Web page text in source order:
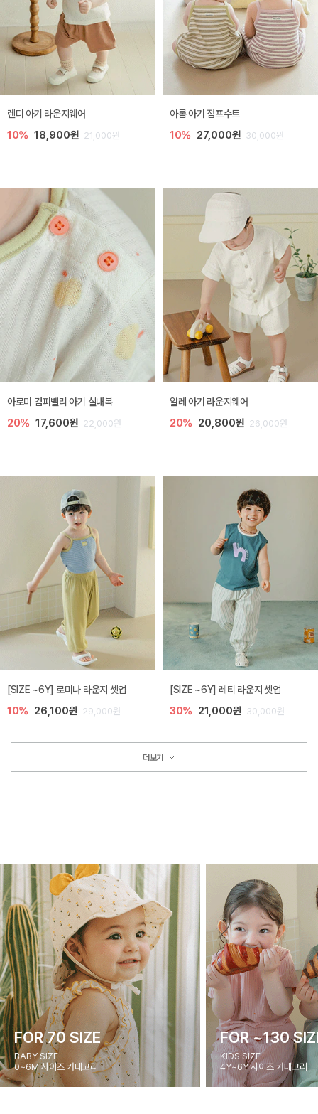
렌디 아기 라운지웨어
10% 18,900원 21,000원
아롬 아기 점프수트
10% 27,000원 30,000원
아로미 컴피벨리 아기 실내복
20% 17,600원 22,000원
알레 아기 라운지웨어
20% 20,800원 26,000원
[SIZE ~6Y] 로미나 라운지 셋업
10% 26,100원 29,000원
[SIZE ~6Y] 레티 라운지 셋업
30% 21,000원 30,000원
더보기
FOR 70 SIZE
BABY SIZE
0~6M 사이즈 카테고리
FOR ~130
KIDS SIZE
4Y~6Y 사이즈 카테고리